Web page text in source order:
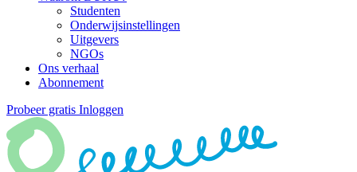
Studenten
Onderwijsinstellingen
Uitgevers
NGOs
Ons verhaal
Abonnement
Probeer gratis Inloggen